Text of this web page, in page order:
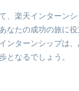
、楽天インターン
なたの成功の旅に
ンターンシップは
となるでしょう。